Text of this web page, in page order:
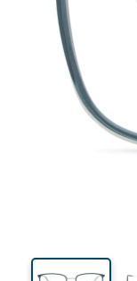
40 mm
Linshöjd